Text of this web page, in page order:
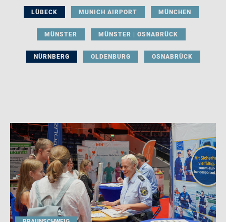
LÜBECK MUNICH AIRPORT MÜNCHEN
MÜNSTER MÜNSTER | OSNABRÜCK
NÜRNBERG OLDENBURG OSNABRÜCK